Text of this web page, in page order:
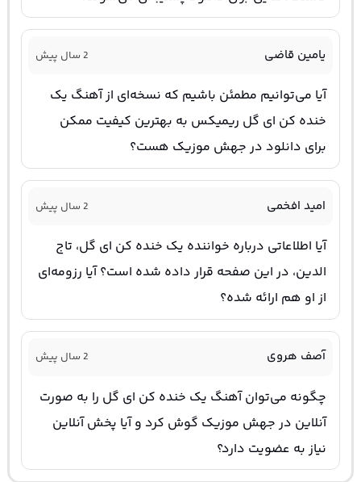
یامین قاضی 2 سال پیش
آیا می‌توانیم مطمئن باشیم که نسخه‌ای از آهنگ یک
خنده کن ای گل ریمیکس به بهترین کیفیت ممکن
برای دانلود در جهش موزیک هست؟
امید افخمی 2 سال پیش
آیا اطلاعاتی درباره خواننده یک خنده کن ای گل، تاج
الدین، در این صفحه قرار داده شده است؟ آیا رزومه‌ای
از او هم ارائه شده؟
آصف هروی 2 سال پیش
چگونه می‌توان آهنگ یک خنده کن ای گل را به صورت
آنلاین در جهش موزیک گوش کرد و آیا پخش آنلاین
نیاز به عضویت دارد؟